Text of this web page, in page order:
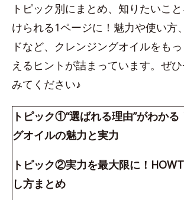
トピック別にまとめ、知りたいこ
けられる1ページに！魅力や使い方
ドなど、クレンジングオイルをも
えるヒントが詰まっています。ぜ
みてください♪
トピック①“選ばれる理由”がわか
グオイルの魅力と実力
トピック②実力を最大限に！
し方まとめ